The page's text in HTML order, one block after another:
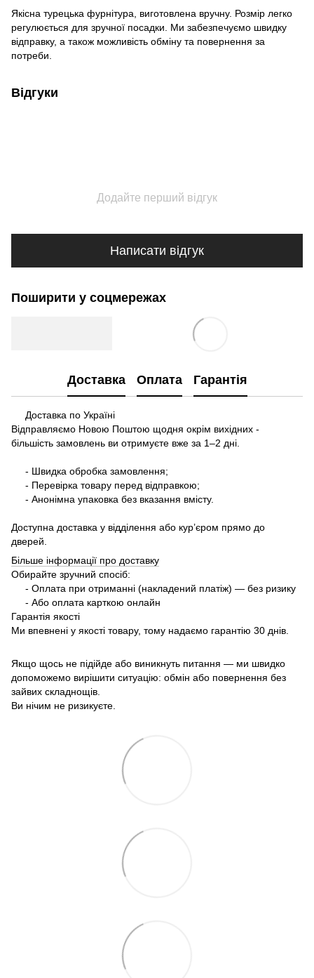
Якісна турецька фурнітура, виготовлена вручну. Розмір легко
регулюється для зручної посадки. Ми забезпечуємо швидку
відправку, а також можливість обміну та повернення за
потреби.
Відгуки
Додайте перший відгук
Написати відгук
Поширити у соцмережах
Доставка Оплата Гарантія
Доставка по Україні
Відправляємо Новою Поштою щодня окрім вихідних -
більшість замовлень ви отримуєте вже за 1–2 дні.
- Швидка обробка замовлення;
- Перевірка товару перед відправкою;
- Анонімна упаковка без вказання вмісту.
Доступна доставка у відділення або кур’єром прямо до
дверей.
Більше інформації про доставку
Обирайте зручний спосіб:
- Оплата при отриманні (накладений платіж) — без ризику
- Або оплата карткою онлайн
Гарантія якості
Ми впевнені у якості товару, тому надаємо гарантію 30 днів.
Якщо щось не підійде або виникнуть питання — ми швидко
допоможемо вирішити ситуацію: обмін або повернення без
зайвих складнощів.
Ви нічим не ризикуєте.